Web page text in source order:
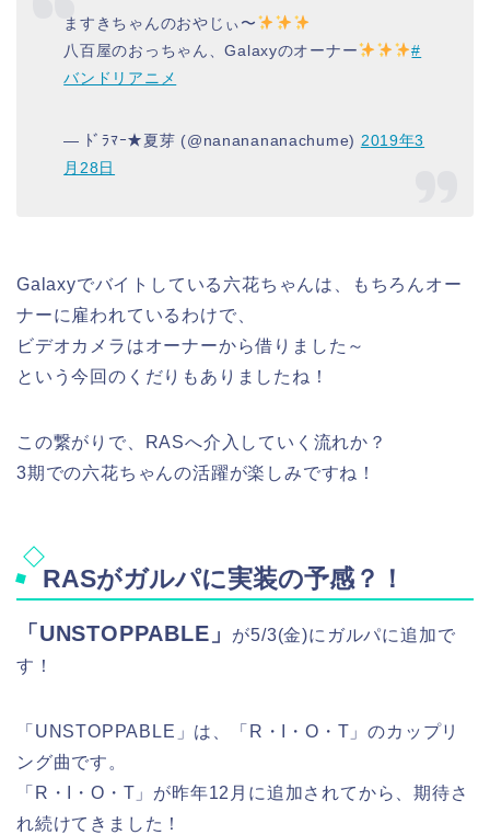
ますきちゃんのおやじぃ〜
八百屋のおっちゃん、Galaxyのオーナー
#
バンドリアニメ
— ﾄﾞﾗﾏｰ★夏芽 (@nananananachume) 2019年3
月28日
Galaxyでバイトしている六花ちゃんは、もちろんオー
ナーに雇われているわけで、
ビデオカメラはオーナーから借りました～
という今回のくだりもありましたね！
この繋がりで、RASへ介入していく流れか？
3期での六花ちゃんの活躍が楽しみですね！
RASがガルパに実装の予感？！
「UNSTOPPABLE」
が5/3(金)にガルパに追加で
す！
「UNSTOPPABLE」は、「R・I・O・T」のカップリ
ング曲です。
「R・I・O・T」が昨年12月に追加されてから、期待さ
れ続けてきました！